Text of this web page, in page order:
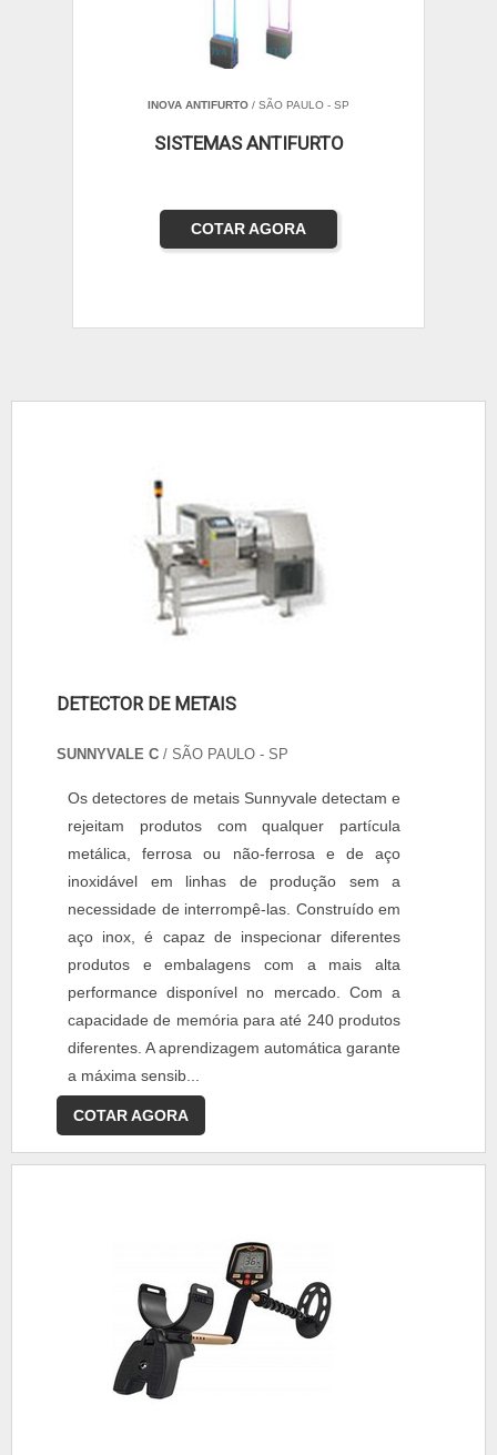
INOVA ANTIFURTO / SÃO PAULO - SP
SISTEMAS ANTIFURTO
COTAR AGORA
DETECTOR DE METAIS
SUNNYVALE C / SÃO PAULO - SP
Os detectores de metais Sunnyvale detectam e
rejeitam produtos com qualquer partícula
metálica, ferrosa ou não-ferrosa e de aço
inoxidável em linhas de produção sem a
necessidade de interrompê-las. Construído em
aço inox, é capaz de inspecionar diferentes
produtos e embalagens com a mais alta
performance disponível no mercado. Com a
capacidade de memória para até 240 produtos
diferentes. A aprendizagem automática garante
a máxima sensib...
COTAR AGORA